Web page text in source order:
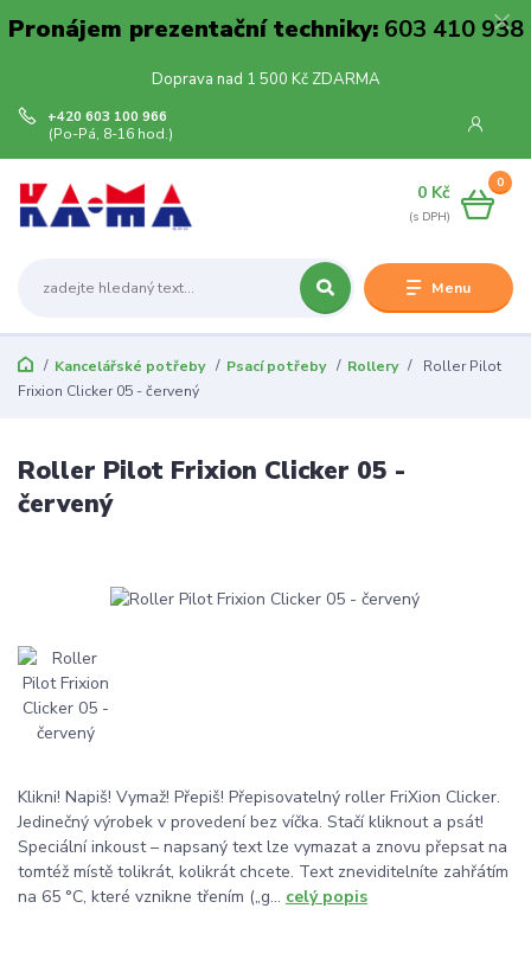
Pronájem prezentační techniky:603 410 938
Doprava nad 1 500 Kč ZDARMA
Menu
+420 603 100 966
(Po-Pá, 8-16 hod.)
0
0 Kč
Kancelářské potřeby Psací potřeby Rollery
Roller Pilot
Frixion Clicker 05 - červený
Roller Pilot Frixion Clicker 05 -
červený
Klikni! Napiš! Vymaž! Přepiš! Přepisovatelný roller FriXion Clicker.
Jedinečný výrobek v provedení bez víčka. Stačí kliknout a psát!
Speciální inkoust – napsaný text lze vymazat a znovu přepsat na
tomtéž místě tolikrát, kolikrát chcete. Text zneviditelníte zahřátím
na 65 °C, které vznikne třením („g... celý popis